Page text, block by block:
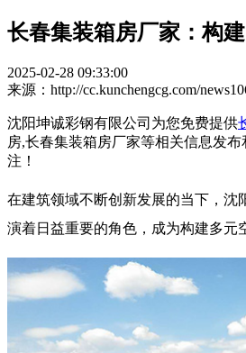
长春集装箱房厂家：构
2025-02-28 09:33:00
来源：http://cc.kunchengcg.com/
沈阳坤诚彩钢有限公司为您免费提供
房,长春集装箱房厂家等相关信息发
注！
在建筑领域不断创新发展的当下，沈
演着日益重要的角色，成为构建多元